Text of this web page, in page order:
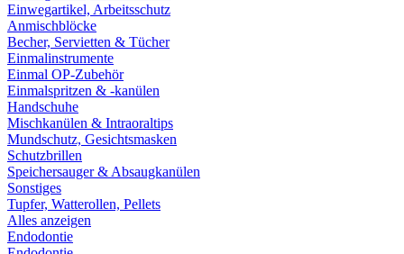
Einwegartikel, Arbeitsschutz
Anmischblöcke
Becher, Servietten & Tücher
Einmalinstrumente
Einmal OP-Zubehör
Einmalspritzen & -kanülen
Handschuhe
Mischkanülen & Intraoraltips
Mundschutz, Gesichtsmasken
Schutzbrillen
Speichersauger & Absaugkanülen
Sonstiges
Tupfer, Watterollen, Pellets
Alles anzeigen
Endodontie